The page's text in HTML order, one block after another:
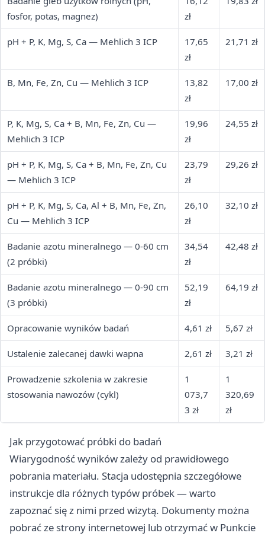
fosfor, potas, magnez)
zł
pH + P, K, Mg, S, Ca — Mehlich 3 ICP
17,65
zł
21,71 zł
B, Mn, Fe, Zn, Cu — Mehlich 3 ICP
13,82
zł
17,00 zł
P, K, Mg, S, Ca + B, Mn, Fe, Zn, Cu —
Mehlich 3 ICP
19,96
zł
24,55 zł
pH + P, K, Mg, S, Ca + B, Mn, Fe, Zn, Cu
— Mehlich 3 ICP
23,79
zł
29,26 zł
pH + P, K, Mg, S, Ca, Al + B, Mn, Fe, Zn,
Cu — Mehlich 3 ICP
26,10
zł
32,10 zł
Badanie azotu mineralnego — 0-60 cm
(2 próbki)
34,54
zł
42,48 zł
Badanie azotu mineralnego — 0-90 cm
(3 próbki)
52,19
zł
64,19 zł
Opracowanie wyników badań 4,61 zł 5,67 zł
Ustalenie zalecanej dawki wapna 2,61 zł 3,21 zł
Prowadzenie szkolenia w zakresie
stosowania nawozów (cykl)
1
073,7
3 zł
1
320,69
zł
Jak przygotować próbki do badań
Wiarygodność wyników zależy od prawidłowego
pobrania materiału. Stacja udostępnia szczegółowe
instrukcje dla różnych typów próbek — warto
zapoznać się z nimi przed wizytą. Dokumenty można
pobrać ze strony internetowej lub otrzymać w Punkcie